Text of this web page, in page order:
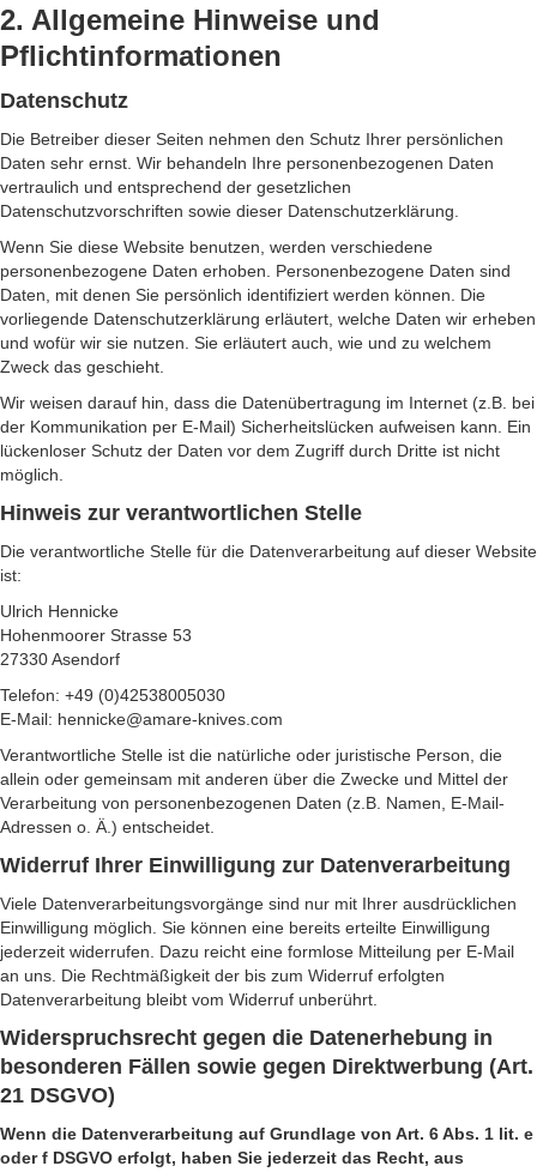
2. Allgemeine Hinweise und
Pflichtinformationen
Datenschutz
Die Betreiber dieser Seiten nehmen den Schutz Ihrer persönlichen
Daten sehr ernst. Wir behandeln Ihre personenbezogenen Daten
vertraulich und entsprechend der gesetzlichen
Datenschutzvorschriften sowie dieser Datenschutzerklärung.
Wenn Sie diese Website benutzen, werden verschiedene
personenbezogene Daten erhoben. Personenbezogene Daten sind
Daten, mit denen Sie persönlich identifiziert werden können. Die
vorliegende Datenschutzerklärung erläutert, welche Daten wir erheben
und wofür wir sie nutzen. Sie erläutert auch, wie und zu welchem
Zweck das geschieht.
Wir weisen darauf hin, dass die Datenübertragung im Internet (z.B. bei
der Kommunikation per E-Mail) Sicherheitslücken aufweisen kann. Ein
lückenloser Schutz der Daten vor dem Zugriff durch Dritte ist nicht
möglich.
Hinweis zur verantwortlichen Stelle
Die verantwortliche Stelle für die Datenverarbeitung auf dieser Website
ist:
Ulrich Hennicke
Hohenmoorer Strasse 53
27330 Asendorf
Telefon: +49 (0)42538005030
E-Mail: hennicke@amare-knives.com
Verantwortliche Stelle ist die natürliche oder juristische Person, die
allein oder gemeinsam mit anderen über die Zwecke und Mittel der
Verarbeitung von personenbezogenen Daten (z.B. Namen, E-Mail-
Adressen o. Ä.) entscheidet.
Widerruf Ihrer Einwilligung zur Datenverarbeitung
Viele Datenverarbeitungsvorgänge sind nur mit Ihrer ausdrücklichen
Einwilligung möglich. Sie können eine bereits erteilte Einwilligung
jederzeit widerrufen. Dazu reicht eine formlose Mitteilung per E-Mail
an uns. Die Rechtmäßigkeit der bis zum Widerruf erfolgten
Datenverarbeitung bleibt vom Widerruf unberührt.
Widerspruchsrecht gegen die Datenerhebung in
besonderen Fällen sowie gegen Direktwerbung (Art.
21 DSGVO)
Wenn die Datenverarbeitung auf Grundlage von Art. 6 Abs. 1 lit. e
oder f DSGVO erfolgt, haben Sie jederzeit das Recht, aus